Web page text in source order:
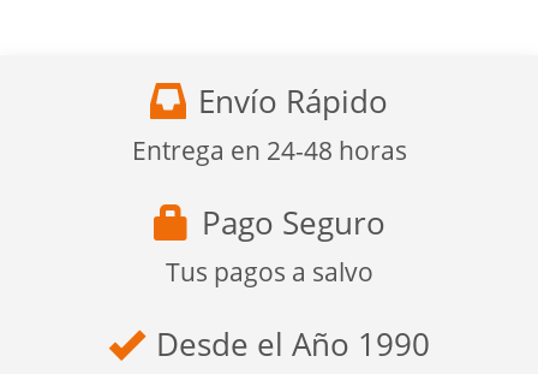
Envío Rápido
Entrega en 24-48 horas
Pago Seguro
Tus pagos a salvo
Desde el Año 1990